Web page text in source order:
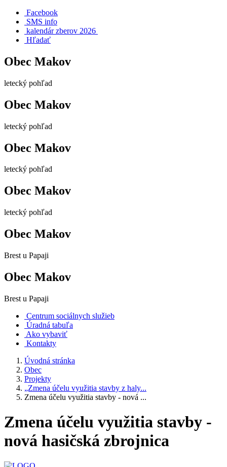
Facebook
SMS info
​ kalendár zberov 2026
Hľadať
Obec Makov
letecký pohľad
Obec Makov
letecký pohľad
Obec Makov
letecký pohľad
Obec Makov
letecký pohľad
Obec Makov
Brest u Papaji
Obec Makov
Brest u Papaji
Centrum sociálnych služieb
Úradná tabuľa
Ako vybaviť
Kontakty
Úvodná stránka
Obec
Projekty
„Zmena účelu využitia stavby z haly...
Zmena účelu využitia stavby - nová ...
Zmena účelu využitia stavby -
nová hasičská zbrojnica